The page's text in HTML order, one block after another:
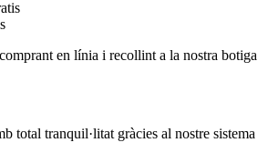
en línia i recollint a la nostra botiga
total tranquil·litat gràcies al nostre sistema